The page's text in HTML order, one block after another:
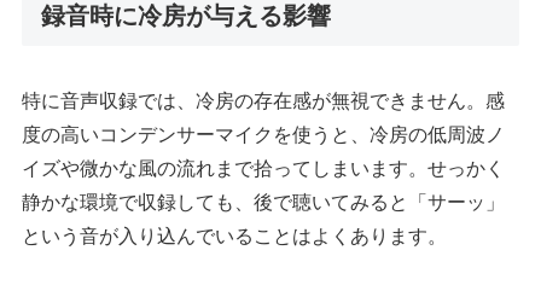
録音時に冷房が与える影響
特に音声収録では、冷房の存在感が無視できません。感
度の高いコンデンサーマイクを使うと、冷房の低周波ノ
イズや微かな風の流れまで拾ってしまいます。せっかく
静かな環境で収録しても、後で聴いてみると「サーッ」
という音が入り込んでいることはよくあります。